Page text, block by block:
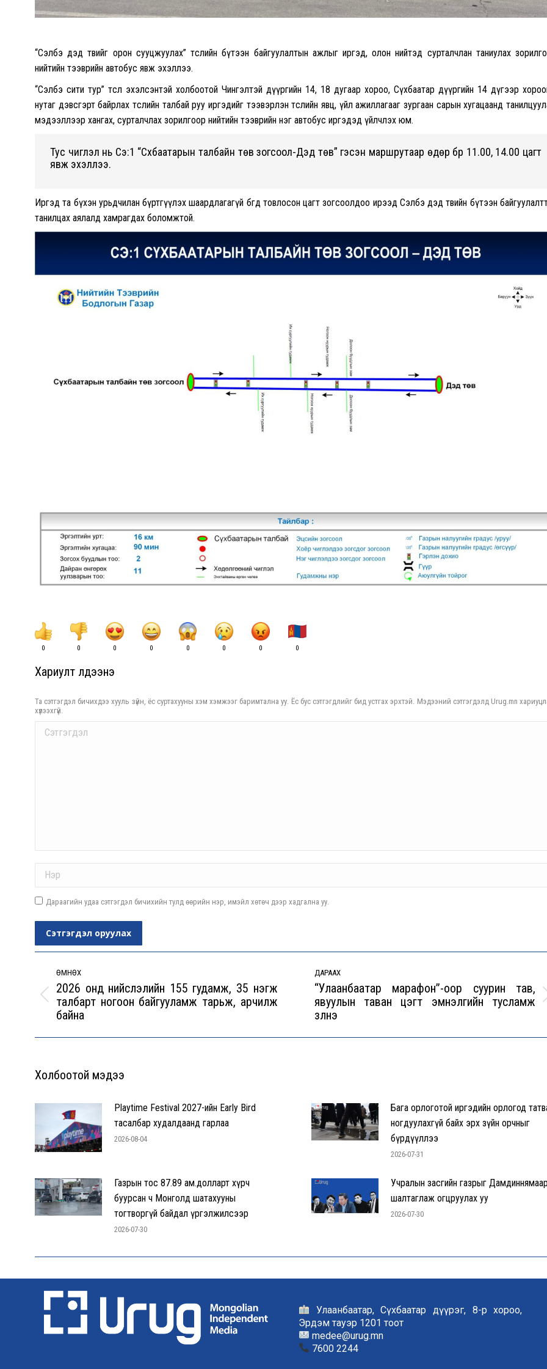
“Сэлбэ дэд төвийг орон сууцжуулах” төслийн бүтээн байгуулалтын ажлыг иргэд, олон нийтэд сурталчлан таниулах
нийтийн тээврийн автобус явж эхэллээ.
“Сэлбэ сити тур” төсөл эхэлсэнтэй холбоотой Чингэлтэй дүүргийн 14, 18 дугаар хороо, Сүхбаатар дүүргийн 14 дүгээр
нутаг дэвсгэрт байрлах төслийн талбай руу иргэдийг тээвэрлэн төслийн явц, үйл ажиллагааг зургаан сарын хугацаанд
мэдээллээр хангах, сурталчлах зорилгоор нийтийн тээврийн нэг автобус иргэдэд үйлчлэх юм.
Тус чиглэл нь Сэ:1 “Сүхбаатарын талбайн төв зогсоол-Дэд төв” гэсэн маршрутаар өдөр бүр 11.00, 14.00 цагт
явж эхэллээ.
Иргэд та бүхэн урьдчилан бүртгүүлэх шаардлагагүй бөгөөд товлосон цагт зогсоолдоо ирээд Сэлбэ дэд төвийн бүтээн
танилцах аялалд хамрагдах боломжтой.
0 0 0 0 0 0 0 0
Хариулт үлдээнэ үү
Та сэтгэгдэл бичихдээ хууль зүйн, ёс суртахууны хэм хэмжээг баримтална уу. Ёс бус сэтгэгдлийг бид устгах эрхтэй. Мэдээний сэтгэгдэлд Urug.mn
хүлээхгүй.
Comment
Дараагийн удаа сэтгэгдэл бичихийн тулд өөрийн нэр, имэйл хөтөч дээр хадгална уу.
Сэтгэгдэл оруулах
navigation
ӨМНӨХ
Previous
post:
2026 онд нийслэлийн 155 гудамж, 35 нэгж
талбарт ногоон байгууламж тарьж, арчилж
байна
ДАРААХ
Next
post:
“Улаанбаатар марафон”-оор суурин тав,
явуулын таван цэгт эмнэлгийн тусламж
үзүүлнэ
Холбоотой мэдээ
Playtime Festival 2027-ийн Early Bird
тасалбар худалдаанд гарлаа
2026-08-04
Бага орлоготой иргэдийн орлогод
ногдуулахгүй байх эрх зүйн орчныг
бүрдүүллээ
2026-07-31
Газрын тос 87.89 ам.долларт хүрч
буурсан ч Монголд шатахууны
тогтворгүй байдал үргэлжилсээр
2026-07-30
Учралын засгийн газрыг Дамдиннямаар
шалтаглаж огцруулах уу
2026-07-30
Улаанбаатар, Сүхбаатар дүүрэг, 8-р хороо,
Эрдэм тауэр 1201 тоот
medee@urug.mn
7600 2244